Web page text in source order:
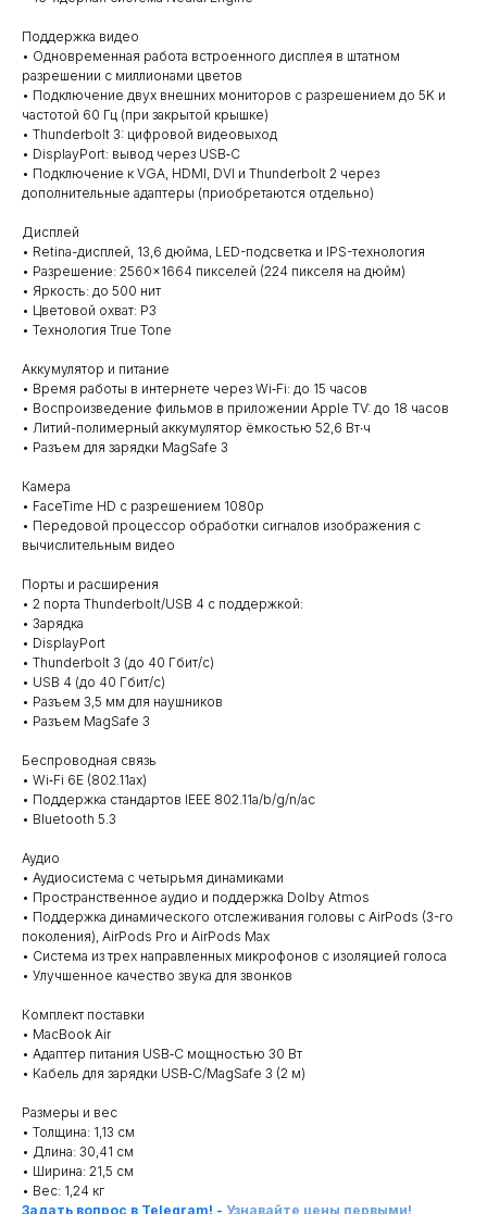
Поддержка видео
• Одновременная работа встроенного дисплея в штатном
разрешении с миллионами цветов
• Подключение двух внешних мониторов с разрешением до 5K и
частотой 60 Гц (при закрытой крышке)
• Thunderbolt 3: цифровой видеовыход
• DisplayPort: вывод через USB‑C
• Подключение к VGA, HDMI, DVI и Thunderbolt 2 через
дополнительные адаптеры (приобретаются отдельно)
Дисплей
• Retina-дисплей, 13,6 дюйма, LED-подсветка и IPS-технология
• Разрешение: 2560×1664 пикселей (224 пикселя на дюйм)
• Яркость: до 500 нит
• Цветовой охват: P3
• Технология True Tone
Аккумулятор и питание
• Время работы в интернете через Wi‑Fi: до 15 часов
• Воспроизведение фильмов в приложении Apple TV: до 18 часов
• Литий-полимерный аккумулятор ёмкостью 52,6 Вт∙ч
• Разъем для зарядки MagSafe 3
Камера
• FaceTime HD с разрешением 1080p
• Передовой процессор обработки сигналов изображения с
вычислительным видео
Порты и расширения
• 2 порта Thunderbolt/USB 4 с поддержкой:
• Зарядка
• DisplayPort
• Thunderbolt 3 (до 40 Гбит/с)
• USB 4 (до 40 Гбит/с)
• Разъем 3,5 мм для наушников
• Разъем MagSafe 3
Беспроводная связь
• Wi‑Fi 6E (802.11ax)
• Поддержка стандартов IEEE 802.11a/b/g/n/ac
• Bluetooth 5.3
Аудио
• Аудиосистема с четырьмя динамиками
• Пространственное аудио и поддержка Dolby Atmos
• Поддержка динамического отслеживания головы с AirPods (3-го
поколения), AirPods Pro и AirPods Max
• Система из трех направленных микрофонов с изоляцией голоса
• Улучшенное качество звука для звонков
Комплект поставки
• MacBook Air
• Адаптер питания USB‑C мощностью 30 Вт
• Кабель для зарядки USB‑C/MagSafe 3 (2 м)
Размеры и вес
• Толщина: 1,13 см
• Длина: 30,41 см
• Ширина: 21,5 см
• Вес: 1,24 кг
Задать вопрос в Telegram! - Узнавайте цены первыми!